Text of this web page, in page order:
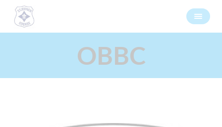
OBBC